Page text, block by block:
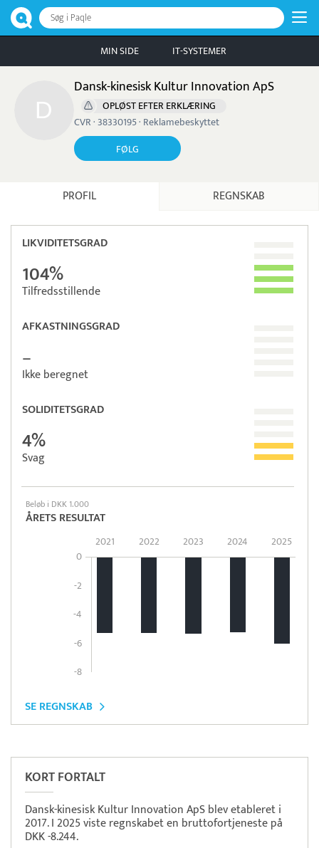
Søg i Paqle
MIN SIDE IT-SYSTEMER
Dansk-kinesisk Kultur Innovation ApS
OPLØST EFTER ERKLÆRING
CVR · 38330195 · Reklamebeskyttet
FØLG
PROFIL REGNSKAB
LIKVIDITETSGRAD
104%
Tilfredsstillende
AFKASTNINGSGRAD
–
Ikke beregnet
SOLIDITETSGRAD
4%
Svag
Beløb i DKK 1.000
ÅRETS RESULTAT
0
-2
-4
-6
-8
2021 2022 2023 2024 2025
SE REGNSKAB
KORT FORTALT
Dansk-kinesisk Kultur Innovation ApS blev etableret i
2017. I 2025 viste regnskabet en bruttofortjeneste på
DKK -8.244.